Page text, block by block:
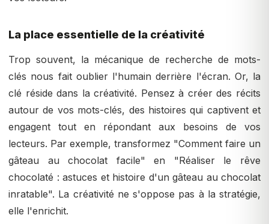
La place essentielle de la créativité
Trop souvent, la mécanique de recherche de mots-
clés nous fait oublier l'humain derrière l'écran. Or, la
clé réside dans la créativité. Pensez à créer des récits
autour de vos mots-clés, des histoires qui captivent et
engagent tout en répondant aux besoins de vos
lecteurs. Par exemple, transformez "Comment faire un
gâteau au chocolat facile" en "Réaliser le rêve
chocolaté : astuces et histoire d'un gâteau au chocolat
inratable". La créativité ne s'oppose pas à la stratégie,
elle l'enrichit.